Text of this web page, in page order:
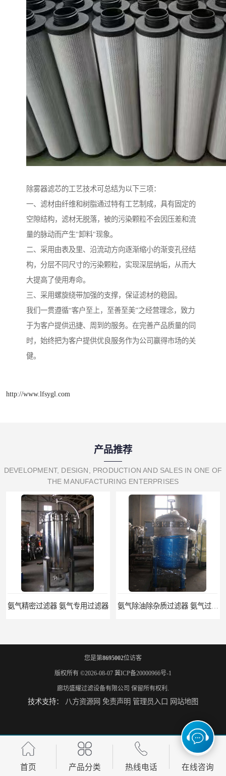
除雾器滤芯的工艺技术可总结为以下三项：
一、滤材由纤维和树脂通过特有工艺制成，具有固定的
空隙结构，滤材无脱落，被的污染颗粒不会因压差和流
量的脉动而产生"卸料"现象。
二、采用由表及里、沿流动方向逐渐缩小的渐变孔径结
构，分层不同尺寸的污染颗粒，实现深层纳垢，从而大
大提高了使用寿命。
三、采用螺旋绕带加强的支撑，保证滤材的稳固。
我们一贯遵循“客户至上，至善至美”之经营理念，致力
于为客户提供迅捷、周到的服务。在完善产品质量的同
时，始终把为客户提供优良服务作为公司赢得市场的关
健。
http://www.lfsygl.com
产品推荐
DEVELOPMENT, DESIGN, PRODUCTION AND SALES IN ONE OF
THE MANUFACTURING ENTERPRISES
氨气精密过滤器 氨气专用过滤器
液氨专用过滤器 液氨过滤器生产厂家 液氨除油脱水过滤器 液氨专用过滤器
您是第8695002位访客
版权所有 ©2026-08-07 冀ICP备20000966号-1
廊坊盛耀过滤设备有限公司 保留所有权利.
技术支持： 八方资源网 免责声明 管理员入口 网站地图
首页 产品分类 热线电话 在线咨询